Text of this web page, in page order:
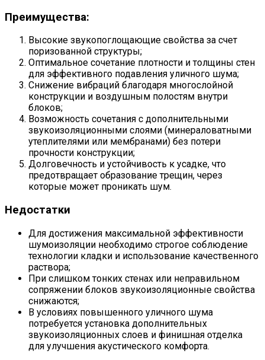
Преимущества:
Высокие звукопоглощающие свойства за счет
поризованной структуры;
Оптимальное сочетание плотности и толщины стен
для эффективного подавления уличного шума;
Снижение вибраций благодаря многослойной
конструкции и воздушным полостям внутри
блоков;
Возможность сочетания с дополнительными
звукоизоляционными слоями (минераловатными
утеплителями или мембранами) без потери
прочности конструкции;
Долговечность и устойчивость к усадке, что
предотвращает образование трещин, через
которые может проникать шум.
Недостатки
Для достижения максимальной эффективности
шумоизоляции необходимо строгое соблюдение
технологии кладки и использование качественного
раствора;
При слишком тонких стенах или неправильном
сопряжении блоков звукоизоляционные свойства
снижаются;
В условиях повышенного уличного шума
потребуется установка дополнительных
звукоизоляционных слоев и финишная отделка
для улучшения акустического комфорта.